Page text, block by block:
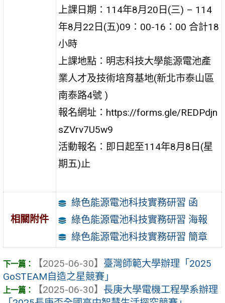
上課日期：114年8月20日(三) – 114
年8月22日(五)09：00-16：00 合計18
小時
上課地點：明志科技大學能源電池產
業人才及技術培育基地(新北市泰山區
南泰路4號 )
報名網址：https://forms.gle/REDPdjn
sZVrv7U5w9
活動報名：即日起至114年8月8日(星
期五)止
相關附件
綠色能源電池科技實務研習 函
綠色能源電池科技實務研習 海報
綠色能源電池科技實務研習 簡章
【2025-06-30】 臺灣師範大學辦理「2025
GoSTEAM自造之星競賽」
【2025-06-30】 長庚大學電機工程學系辦理